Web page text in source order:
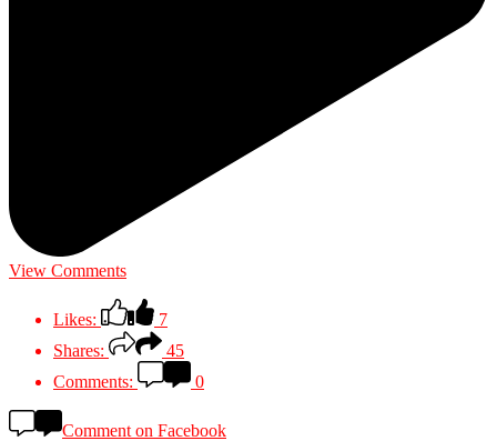
View Comments
Likes:
7
Shares:
45
Comments:
0
Comment on Facebook